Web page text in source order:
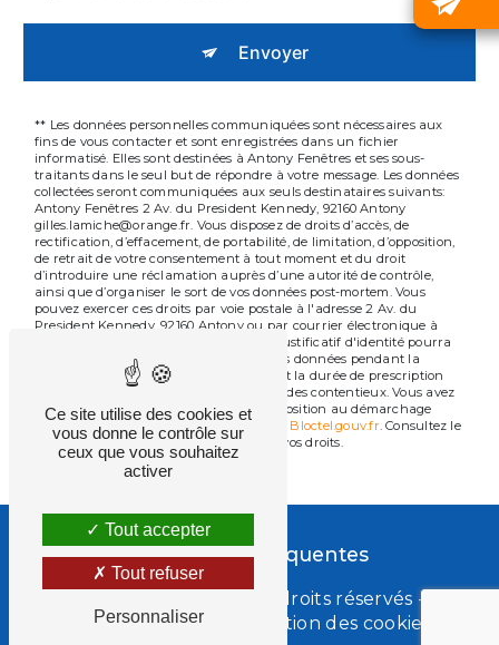
Envoyer
** Les données personnelles communiquées sont nécessaires aux
fins de vous contacter et sont enregistrées dans un fichier
informatisé. Elles sont destinées à Antony Fenêtres et ses sous-
traitants dans le seul but de répondre à votre message. Les données
collectées seront communiquées aux seuls destinataires suivants:
Antony Fenêtres 2 Av. du President Kennedy, 92160 Antony
gilles.lamiche@orange.fr. Vous disposez de droits d’accès, de
rectification, d’effacement, de portabilité, de limitation, d’opposition,
de retrait de votre consentement à tout moment et du droit
d’introduire une réclamation auprès d’une autorité de contrôle,
ainsi que d’organiser le sort de vos données post-mortem. Vous
pouvez exercer ces droits par voie postale à l'adresse 2 Av. du
President Kennedy, 92160 Antony ou par courrier électronique à
l'adresse gilles.lamiche@orange.fr. Un justificatif d'identité pourra
vous être demandé. Nous conservons vos données pendant la
période de prise de contact puis pendant la durée de prescription
légale aux fins probatoires et de gestion des contentieux. Vous avez
le droit de vous inscrire sur la liste d'opposition au démarchage
téléphonique, disponible à cette adresse:
Bloctel.gouv.fr . Consultez le
site cnil.fr pour plus d’informations sur vos droits.
Recherches fréquentes
- 2026 - Tous droits réservés -
Mentions légales
Gestion des cookies
Ce site utilise des cookies et
vous donne le contrôle sur
ceux que vous souhaitez
activer
Tout accepter
Tout refuser
Personnaliser